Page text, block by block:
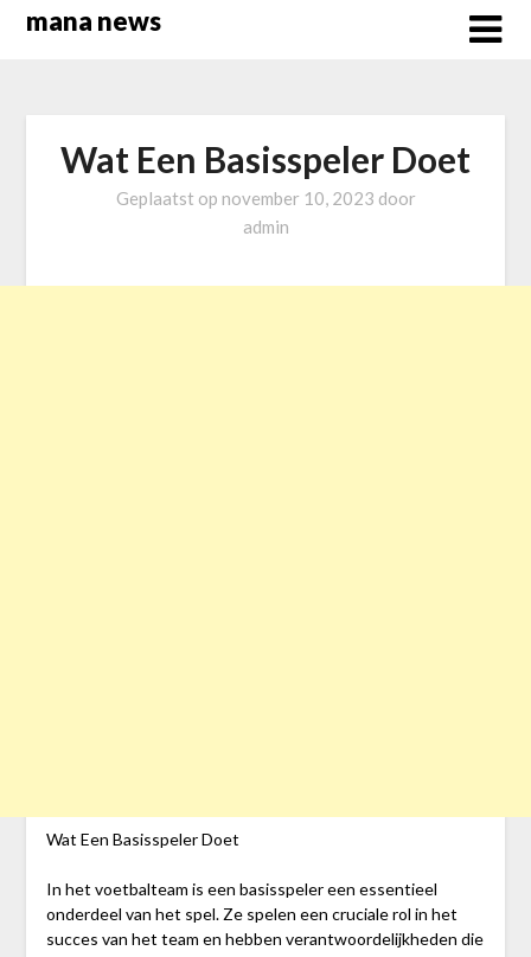
Overslaan
mana news
Wat Een Basisspeler Doet
Geplaatst op november 10, 2023 door
admin
Wat Een Basisspeler Doet
In het voetbalteam is een basisspeler een essentieel
onderdeel van het spel. Ze spelen een cruciale rol in het
succes van het team en hebben verantwoordelijkheden die